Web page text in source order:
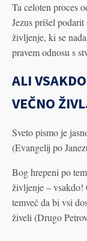
Ta celoten proces
Jezus prišel
življenje, ki se
pravem odnosu s
ALI
VEČNO
Sveto pismo je
(Evangelij po
Bog hrepeni po
življenje – vsakdo!
temveč da bi vsi
živeli (Drugo